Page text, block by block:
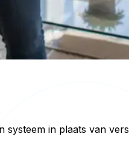
in plaats van